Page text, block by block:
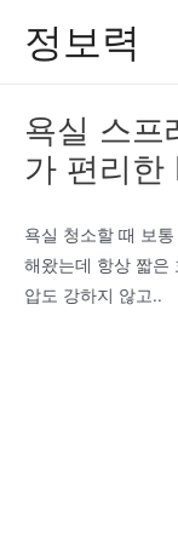
정보력
욕실 스프
가 편리한
욕실 청소할 때 보
해왔는데 항상 짧은
압도 강하지 않고..